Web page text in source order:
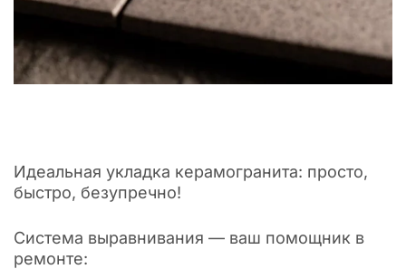
Идеальная укладка керамогранита: просто,
быстро, безупречно!
Система выравнивания — ваш помощник в
ремонте: